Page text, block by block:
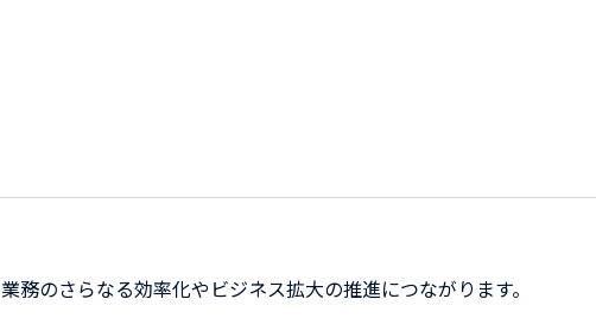
のさらなる効率化やビジネス拡大の推進につながります。